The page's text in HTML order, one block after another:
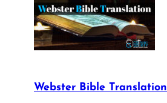
Webster Bible Translation